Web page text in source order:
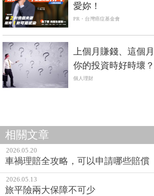
愛妳！
PR・台灣癌症基金會
上個月賺錢、這個
你的投資時好時壞
學」
個人理財
相關文章
2026.05.20
車禍理賠全攻略，可以申請哪些賠償
2026.05.13
旅平險兩大保障不可少